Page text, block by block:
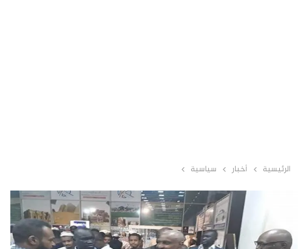
الرئيسية أخبار سياسية